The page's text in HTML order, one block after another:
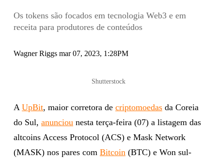
Os tokens são focados em tecnologia Web3 e em
receita para produtores de conteúdos
Wagner Riggs mar 07, 2023, 1:28PM
Shutterstock
A UpBit, maior corretora de criptomoedas da Coreia
do Sul, anunciou nesta terça-feira (07) a listagem das
altcoins Access Protocol (ACS) e Mask Network
(MASK) nos pares com Bitcoin (BTC) e Won sul-